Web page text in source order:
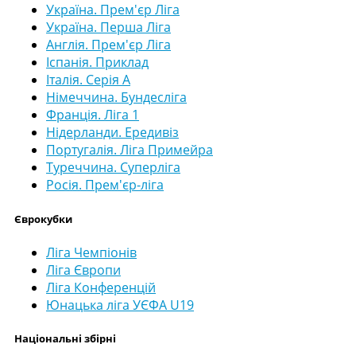
Україна. Прем'єр Ліга
Україна. Перша Ліга
Англія. Прем'єр Ліга
Іспанія. Приклад
Італія. Серія А
Німеччина. Бундесліга
Франція. Ліга 1
Нідерланди. Ередивіз
Португалія. Ліга Примейра
Туреччина. Суперліга
Росія. Прем'єр-ліга
Єврокубки
Ліга Чемпіонів
Ліга Європи
Ліга Конференцій
Юнацька ліга УЄФА U19
Національні збірні